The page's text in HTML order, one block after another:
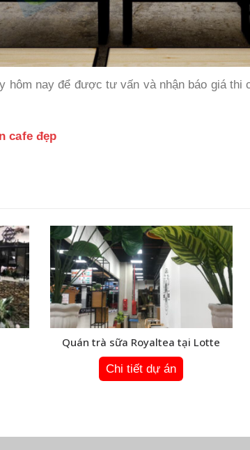
hôm nay để được tư vấn và nhận báo giá thi
cafe đẹp
Quán trà sữa Royaltea tại Lotte
Chi tiết dự án